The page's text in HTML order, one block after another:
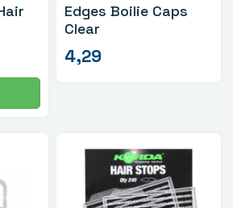
Edges Boilie Caps
Clear
4,29